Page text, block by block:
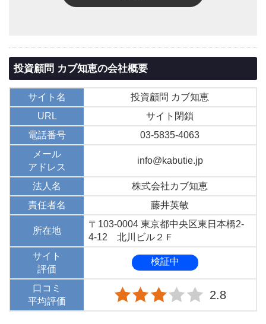
投資顧問 カブ知恵の会社概要
サイト名
投資顧問 カブ知恵
URL
サイト閉鎖
電話番号
03-5835-4063
メール
アドレス
info@kabutie.jp
法人名
株式会社カブ知恵
責任者名
藤井英敏
所在地
〒103-0004 東京都中央区東日本橋2-
4-12 北川ビル２Ｆ
サイト
評価
検証中
口コミ
平均評価
2.8